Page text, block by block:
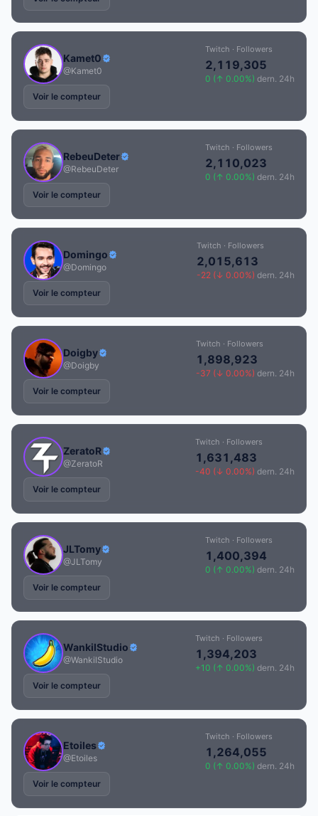
Kamet0
@Kamet0
Twitch · Followers
2,119,305
0 (↑ 0.00%) dern. 24h
Voir le compteur
RebeuDeter
@RebeuDeter
Twitch · Followers
2,110,023
0 (↑ 0.00%) dern. 24h
Voir le compteur
Domingo
@Domingo
Twitch · Followers
2,015,613
-22 (↓ 0.00%) dern. 24h
Voir le compteur
Doigby
@Doigby
Twitch · Followers
1,898,923
-37 (↓ 0.00%) dern. 24h
Voir le compteur
ZeratoR
@ZeratoR
Twitch · Followers
1,631,483
-40 (↓ 0.00%) dern. 24h
Voir le compteur
JLTomy
@JLTomy
Twitch · Followers
1,400,394
0 (↑ 0.00%) dern. 24h
Voir le compteur
WankilStudio
@WankilStudio
Twitch · Followers
1,394,203
+10 (↑ 0.00%) dern. 24h
Voir le compteur
Etoiles
@Etoiles
Twitch · Followers
1,264,055
0 (↑ 0.00%) dern. 24h
Voir le compteur